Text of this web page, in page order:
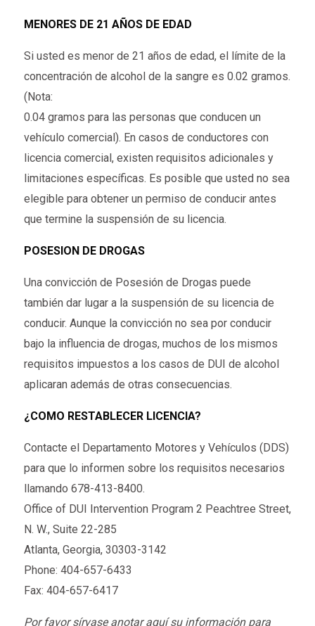
MENORES DE 21 AÑOS DE EDAD
Si usted es menor de 21 años de edad, el límite de la
concentración de alcohol de la sangre es 0.02 gramos.
(Nota:
0.04 gramos para las personas que conducen un
vehículo comercial). En casos de conductores con
licencia comercial, existen requisitos adicionales y
limitaciones específicas. Es posible que usted no sea
elegible para obtener un permiso de conducir antes
que termine la suspensión de su licencia.
POSESION DE DROGAS
Una convicción de Posesión de Drogas puede
también dar lugar a la suspensión de su licencia de
conducir. Aunque la convicción no sea por conducir
bajo la influencia de drogas, muchos de los mismos
requisitos impuestos a los casos de DUI de alcohol
aplicaran además de otras consecuencias.
¿COMO RESTABLECER LICENCIA?
Contacte el Departamento Motores y Vehículos (DDS)
para que lo informen sobre los requisitos necesarios
llamando 678-413-8400.
Office of DUI Intervention Program 2 Peachtree Street,
N. W., Suite 22-285
Atlanta, Georgia, 30303-3142
Phone: 404-657-6433
Fax: 404-657-6417
Por favor sírvase anotar aquí su información para